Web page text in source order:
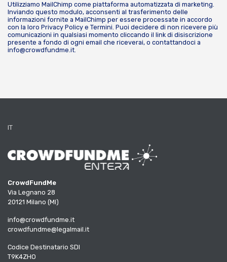
Utilizziamo MailChimp come piattaforma automatizzata di marketing.
Inviando questo modulo, acconsenti al trasferimento delle
informazioni fornite a MailChimp per essere processate in accordo
con la loro Privacy Policy e Termini. Puoi decidere di non ricevere più
comunicazioni in qualsiasi momento cliccando il link di disiscrizione
presente a fondo di ogni email che riceverai, o contattandoci a
info@crowdfundme.it.
IT
CrowdFundMe
Via Legnano 28
20121 Milano (MI)
info@crowdfundme.it
crowdfundme@legalmail.it
Codice Destinatario SDI
T9K4ZHO